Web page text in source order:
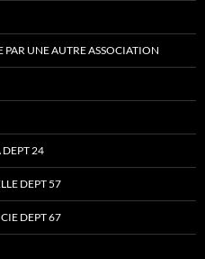
PAR UNE AUTRE ASSOCIATION
DEPT 24
DEPT 57
DEPT 67